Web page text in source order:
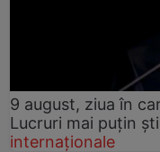
9 august, ziua în
Lucruri mai puțin
internaționale